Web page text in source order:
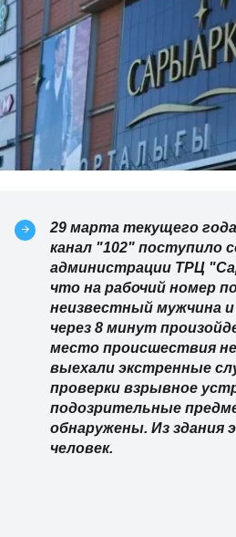
29 марта текущего года
канал "102" поступило
администрации ТРЦ
что на рабочий номер
неизвестный мужчина
через 8 минут
место происшествия
выехали экстренные
проверки взрывное
подозрительные
обнаружены. Из здания
человек.